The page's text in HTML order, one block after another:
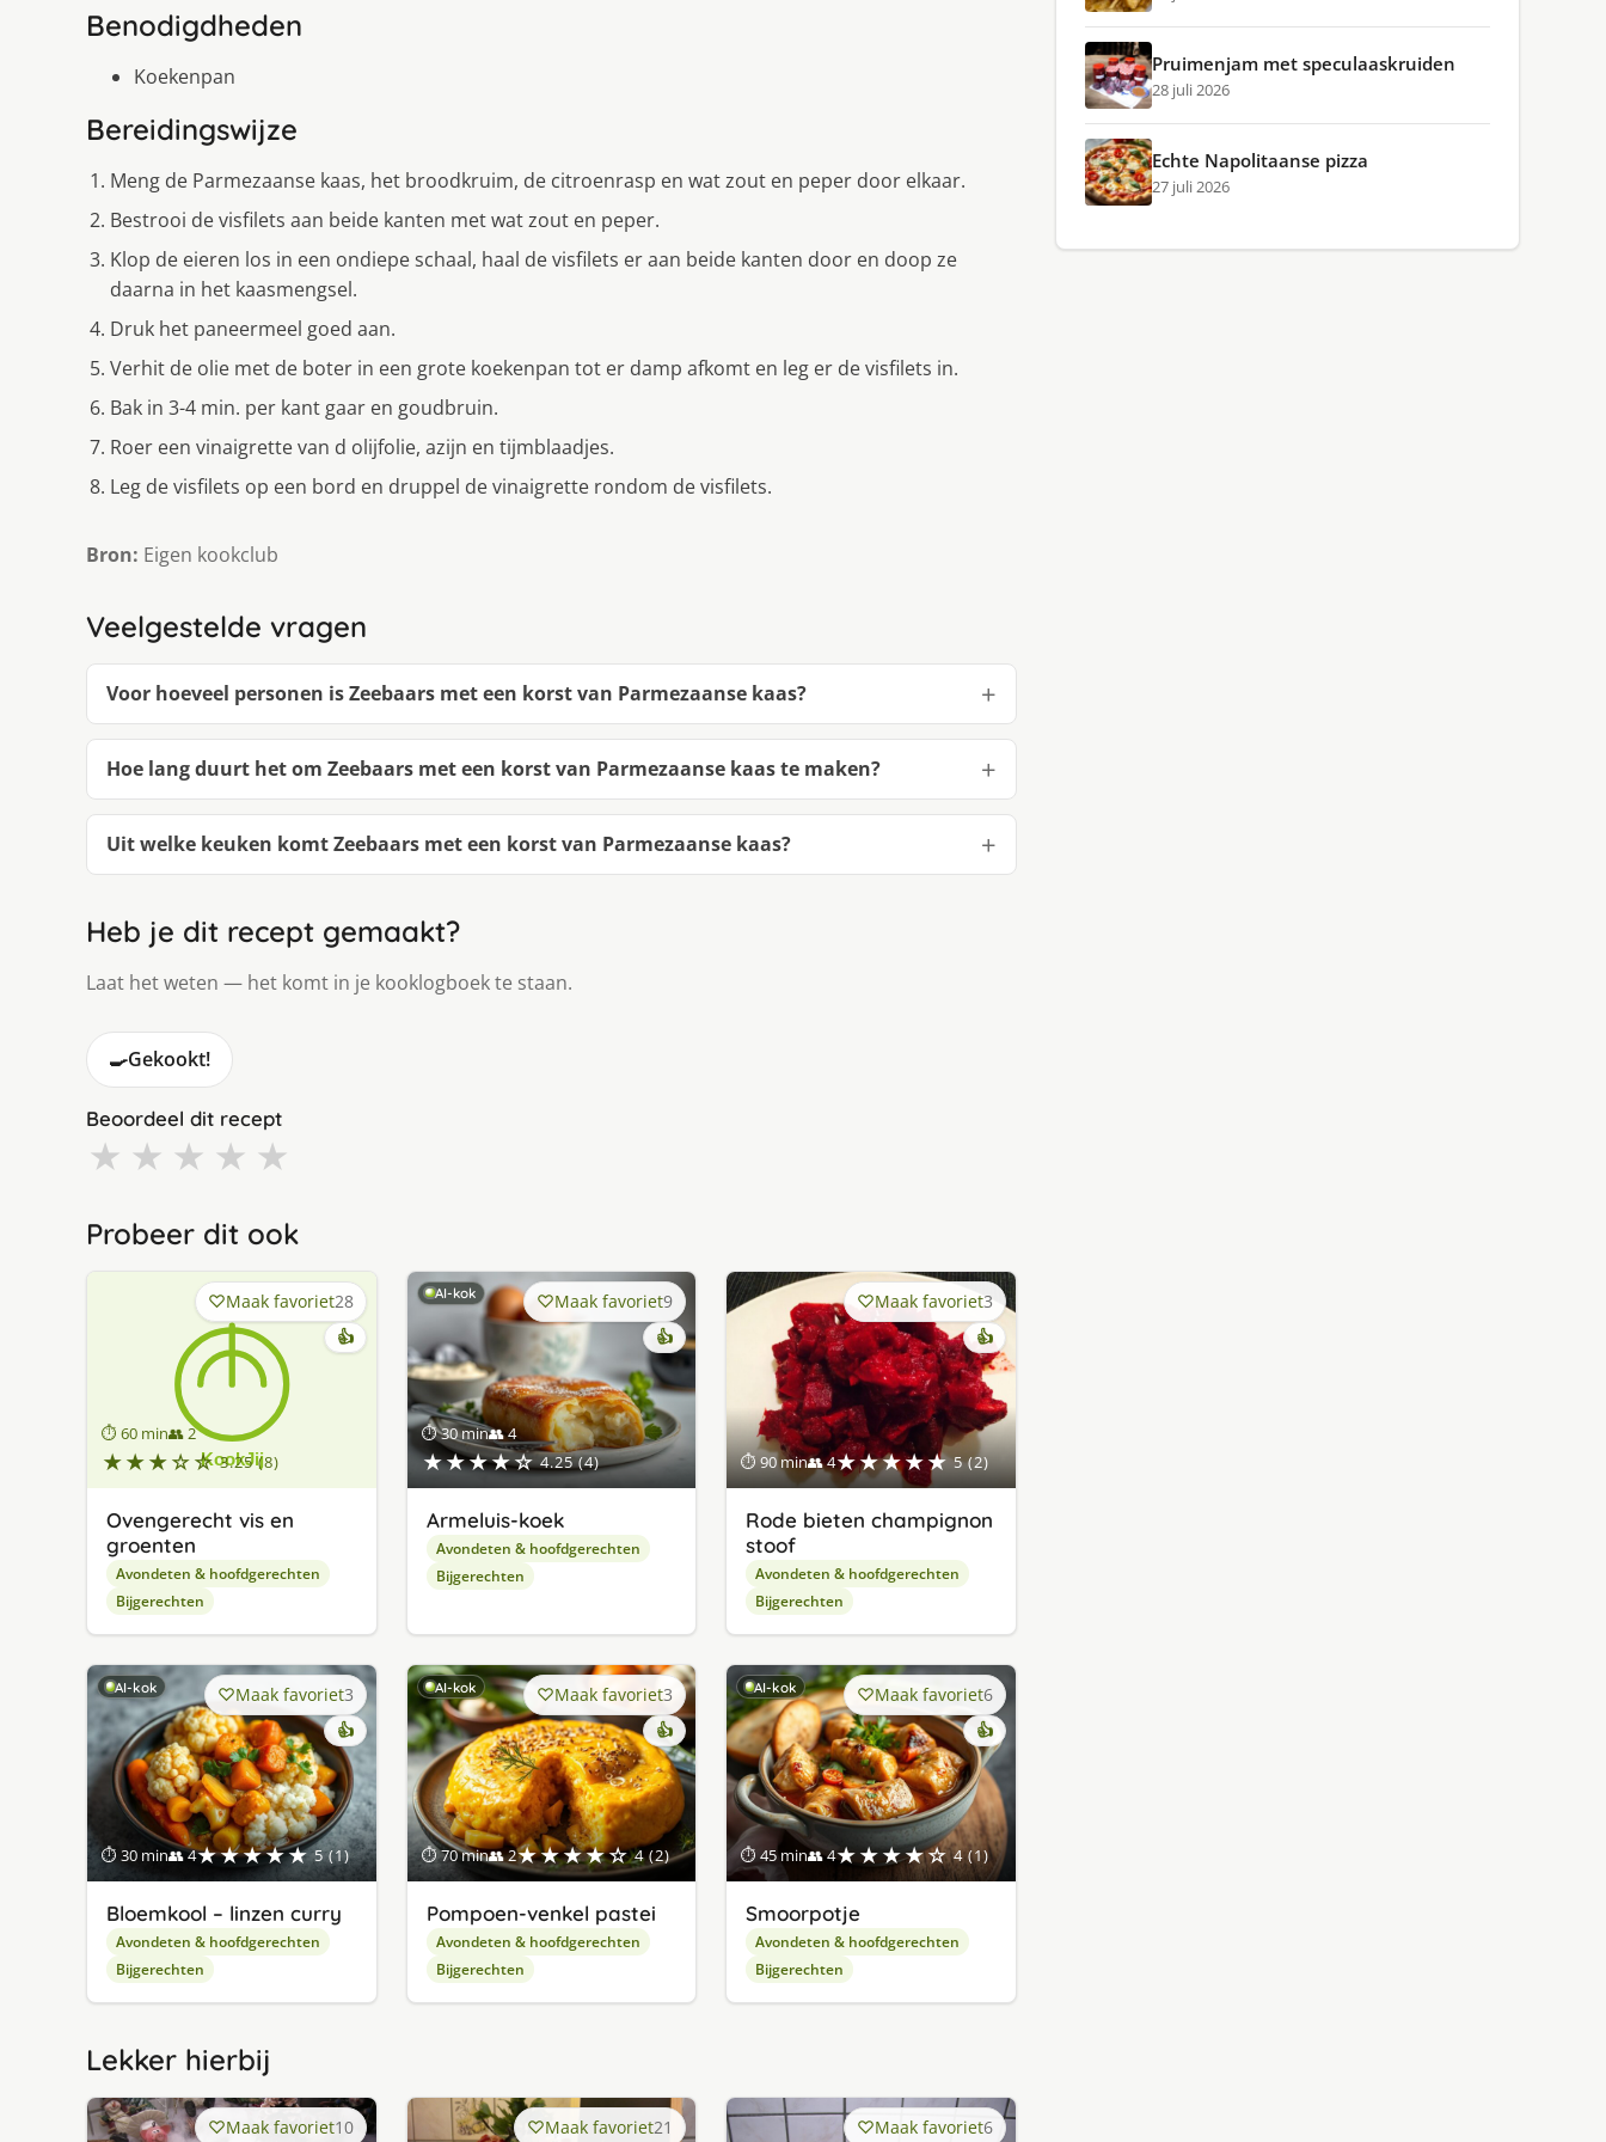
Benodigdheden
Koekenpan
Bereidingswijze
Meng de Parmezaanse kaas, het broodkruim, de citroenrasp en wat zout en peper door elkaar.
Bestrooi de visfilets aan beide kanten met wat zout en peper.
Klop de eieren los in een ondiepe schaal, haal de visfilets er aan beide kanten door en doop ze
daarna in het kaasmengsel.
Druk het paneermeel goed aan.
Verhit de olie met de boter in een grote koekenpan tot er damp afkomt en leg er de visfilets in.
Bak in 3-4 min. per kant gaar en goudbruin.
Roer een vinaigrette van d olijfolie, azijn en tijmblaadjes.
Leg de visfilets op een bord en druppel de vinaigrette rondom de visfilets.
Bron: Eigen kookclub
Veelgestelde vragen
Voor hoeveel personen is Zeebaars met een korst van Parmezaanse kaas?
Hoe lang duurt het om Zeebaars met een korst van Parmezaanse kaas te maken?
Uit welke keuken komt Zeebaars met een korst van Parmezaanse kaas?
Heb je dit recept gemaakt?
Laat het weten — het komt in je kooklogboek te staan.
🍳Gekookt!
Beoordeel dit recept
★ ★ ★ ★ ★
Probeer dit ook
⏱ 60 min👥 2
★★★☆☆ 3.25 (8)
Maak favoriet28
👍
Ovengerecht vis en
groenten
Avondeten & hoofdgerechten
Bijgerechten
AI-kok
⏱ 30 min👥 4
★★★★☆ 4.25 (4)
Maak favoriet9
👍
Armeluis-koek
Avondeten & hoofdgerechten
Bijgerechten
⏱ 90 min👥 4★★★★★ 5 (2)
Maak favoriet3
👍
Rode bieten champignon
stoof
Avondeten & hoofdgerechten
Bijgerechten
AI-kok
⏱ 30 min👥 4★★★★★ 5 (1)
Maak favoriet3
👍
Bloemkool – linzen curry
Avondeten & hoofdgerechten
Bijgerechten
AI-kok
⏱ 70 min👥 2★★★★☆ 4 (2)
Maak favoriet3
👍
Pompoen-venkel pastei
Avondeten & hoofdgerechten
Bijgerechten
AI-kok
⏱ 45 min👥 4★★★★☆ 4 (1)
Maak favoriet6
👍
Smoorpotje
Avondeten & hoofdgerechten
Bijgerechten
Lekker hierbij
Maak favoriet10 Maak favoriet21 Maak favoriet6
Pruimenjam met speculaaskruiden
28 juli 2026
Echte Napolitaanse pizza
27 juli 2026